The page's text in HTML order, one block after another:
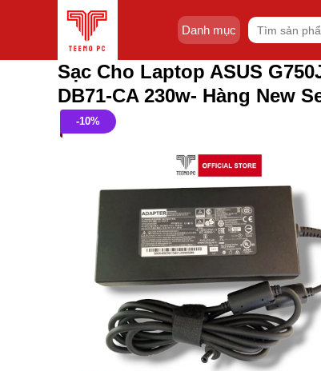
Danh mục
Tìm
kiếm:
Sạc Cho Laptop ASUS
DB71-CA 230w- Hàng New
-10%